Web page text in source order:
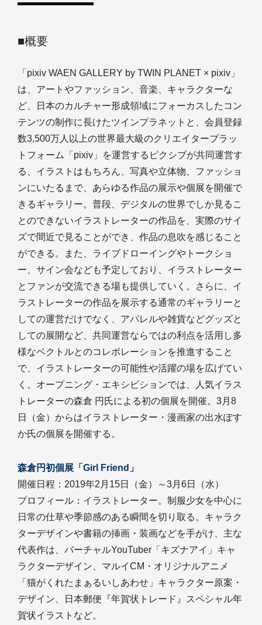
■概要
「pixiv WAEN GALLERY by TWIN PLANET × pixiv」
は、アートやファッション、音楽、キャラクターな
ど、日本のカルチャー形成領域にフォーカスしたコン
テンツの制作に長けたツインプラネットと、会員登録
数3,500万人以上の世界最大級のクリエイタープラッ
トフォーム「pixiv」を運営するピクシブが共同運営す
る、イラストはもちろん、写真や立体物、ファッショ
ンにいたるまで、あらゆる作品の展示や個展を開催で
きるギャラリー。普段、デジタルの世界でしか見るこ
とのできないイラストレーターの作品を、実際のサイ
ズで間近で見ることができ、作品の息吹を感じること
ができる。また、ライブドローイングやトークショ
ー、サイン会なども予定しており、イラストレーター
とファンが交流できる場も提供していく。さらに、イ
ラストレーターの作品を展示する通常のギャラリーと
しての運営だけでなく、アパレルや雑貨などグッズと
しての展開など、共同運営ならではの利点を活用し多
様なベクトルとのコレボレーションを推進すること
で、イラストレーターの可能性や活躍の場を広げてい
く。オープニング・エキシビションでは、人気イラス
トレーターの森倉 円氏による初の個展を開催。3月8
日（金）からはイラストレーター・漫画家の出水ぽす
か氏の個展を開催する。
森倉円初個展「Girl Friend」
開催日程：2019年2月15日（金）～3月6日（水）
プロフィール：イラストレーター。制服少女を中心に
日常の仕草や季節感のある瞬間を切り取る。キャラク
ターデザインや書籍の挿画・装画などを手がけ、主な
代表作は、バーチャルYouTuber「キズナアイ」キャ
ラクターデザイン、マルイCM・オリジナルアニメ
「猫がくれたまぁるいしあわせ」キャラクター原案・
デザイン、日本郵便『年賀状トレード』スペシャル年
賀状イラストなど。